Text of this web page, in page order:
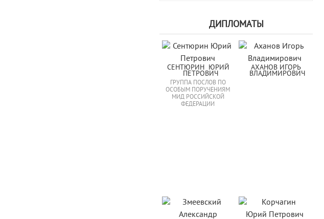
ДИПЛОМАТЫ
СЕНТЮРИН  ЮРИЙ
ПЕТРОВИЧ
ГРУППА ПОСЛОВ ПО
ОСОБЫМ ПОРУЧЕНИЯМ
МИД РОССИЙСКОЙ
ФЕДЕРАЦИИ
АХАНОВ ИГОРЬ
ВЛАДИМИРОВИЧ